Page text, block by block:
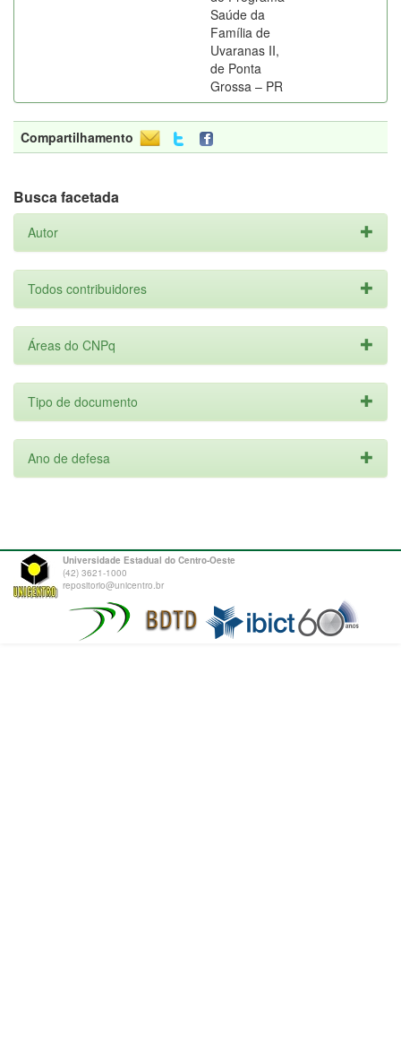
Saúde da
Família de
Uvaranas II,
de Ponta
Grossa – PR
Compartilhamento
Busca facetada
Autor
Todos contribuidores
Áreas do CNPq
Tipo de documento
Ano de defesa
Universidade Estadual do Centro-Oeste
(42) 3621-1000
repositorio@unicentro.br